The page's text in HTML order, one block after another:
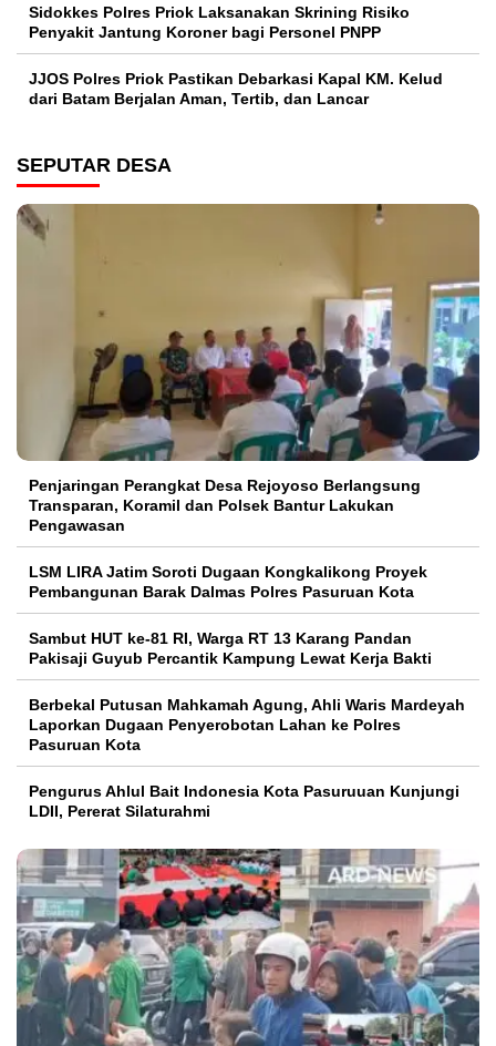
Sidokkes Polres Priok Laksanakan Skrining Risiko
Penyakit Jantung Koroner bagi Personel PNPP
JJOS Polres Priok Pastikan Debarkasi Kapal KM. Kelud
dari Batam Berjalan Aman, Tertib, dan Lancar
SEPUTAR DESA
Penjaringan Perangkat Desa Rejoyoso Berlangsung
Transparan, Koramil dan Polsek Bantur Lakukan
Pengawasan
LSM LIRA Jatim Soroti Dugaan Kongkalikong Proyek
Pembangunan Barak Dalmas Polres Pasuruan Kota
Sambut HUT ke-81 RI, Warga RT 13 Karang Pandan
Pakisaji Guyub Percantik Kampung Lewat Kerja Bakti
Berbekal Putusan Mahkamah Agung, Ahli Waris Mardeyah
Laporkan Dugaan Penyerobotan Lahan ke Polres
Pasuruan Kota
Pengurus Ahlul Bait Indonesia Kota Pasuruuan Kunjungi
LDII, Pererat Silaturahmi